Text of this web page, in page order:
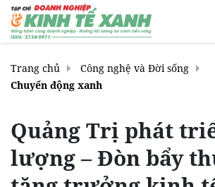
Trang chủ
Công nghệ và Đời sống
Chuyển động xanh
Quảng Trị phát
lượng – Đòn bẩy